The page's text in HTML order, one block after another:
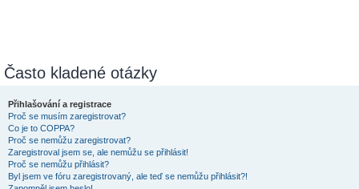
Často kladené otázky
Přihlašování a registrace
Proč se musím zaregistrovat?
Co je to COPPA?
Proč se nemůžu zaregistrovat?
Zaregistroval jsem se, ale nemůžu se přihlásit!
Proč se nemůžu přihlásit?
Byl jsem ve fóru zaregistrovaný, ale teď se nemůžu přihlásit?!